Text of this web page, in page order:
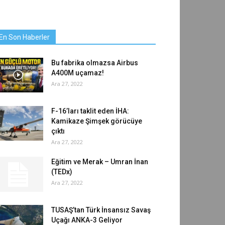
Son Haberler
Bu fabrika olmazsa Airbus
A400M uçamaz!
Ara 27, 2022
F-16’ları taklit eden İHA:
Kamikaze Şimşek görücüye
çıktı
Ara 27, 2022
Eğitim ve Merak – Umran İnan
(TEDx)
Ara 27, 2022
TUSAŞ’tan Türk İnsansız Savaş
Uçağı ANKA-3 Geliyor